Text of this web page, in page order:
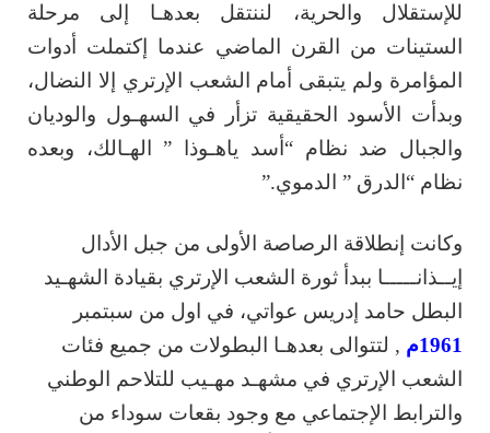
للإستقلال والحرية، لننتقل بعدهـا إلى مرحلة
الستينات من القرن الماضي عندما إكتملت أدوات
المؤامرة ولم يتبقى أمام الشعب الإرتري إلا النضال،
وبدأت الأسود الحقيقية تزأر في السهـول والوديان
والجبال ضد نظام “أسد ياهـوذا ” الهـالك، وبعده
نظام “الدرق ” الدموي.”
وكانت إنطلاقة الرصاصة الأولى من جبل الأدال
إيــذانـــــا ببدأ ثورة الشعب الإرتري بقيادة الشهـيد
البطل حامد إدريس عواتي، في اول من سبتمبر
1961م
, لتتوالى بعدهـا البطولات من جميع فئات
الشعب الإرتري في مشهـد مهـيب للتلاحم الوطني
والترابط الإجتماعي مع وجود بقعات سوداء من